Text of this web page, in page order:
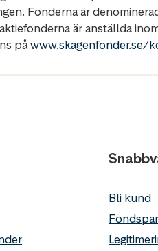
Fonderna är
är anställda
påwww.skagenfonder.se/
Bli kund